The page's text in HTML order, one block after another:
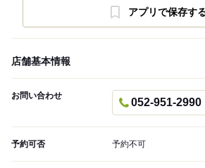
アプリで保存す
店舗基本情報
お問い合わせ
052-951-2990
予約可否 予約不可